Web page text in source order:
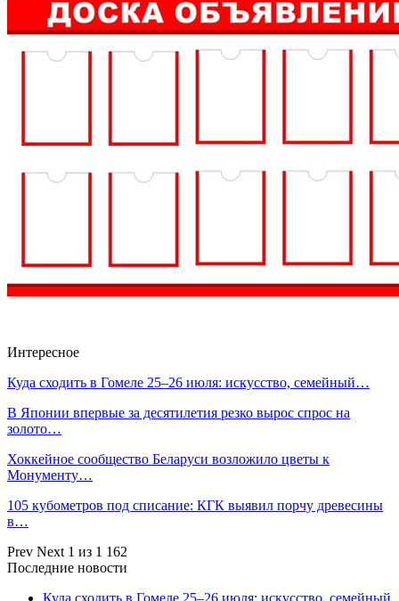
Интересное
Куда сходить в Гомеле 25–26 июля: искусство, семейный…
В Японии впервые за десятилетия резко вырос спрос на
золото…
Хоккейное сообщество Беларуси возложило цветы к
Монументу…
105 кубометров под списание: КГК выявил порчу древесины
в…
Prev Next 1 из 1 162
Последние новости
Куда сходить в Гомеле 25–26 июля: искусство, семейный